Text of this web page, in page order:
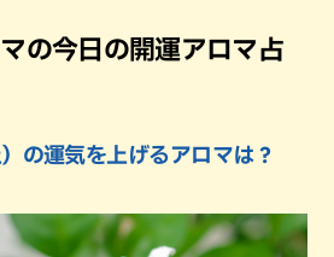
の今日の開運アロマ占
の運気を上げるアロマは？